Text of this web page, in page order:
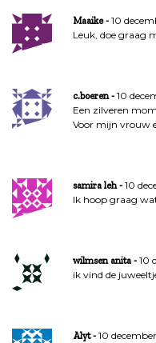
Maaike
10
Leuk, doe graag
c.boeren
10
Een zilveren
Voor mijn vrouw
samira leh
10
Ik hoop graag
wilmsen anita
10
ik vind de
Alyt
10